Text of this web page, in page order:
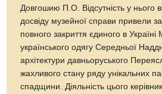
Довгошию П.О. Відсутність у нього
досвіду музейної справи привели
повного закриття єдиного в
українського одягу Середньої
архітектури давньоруського
жахливого стану ряду унікальних
спадщини. Діяльність цього